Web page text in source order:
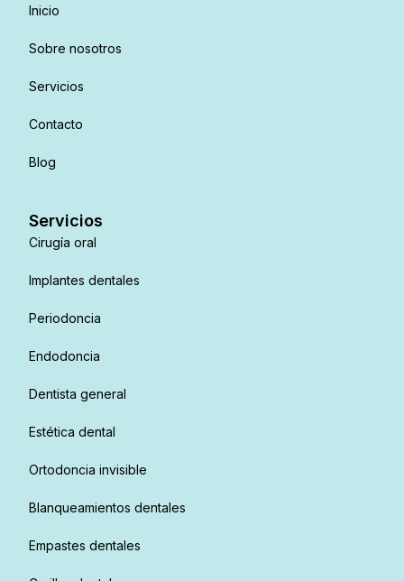
Inicio
Sobre nosotros
Servicios
Contacto
Blog
Servicios
Cirugía oral
Implantes dentales
Periodoncia
Endodoncia
Dentista general
Estética dental
Ortodoncia invisible
Blanqueamientos dentales
Empastes dentales